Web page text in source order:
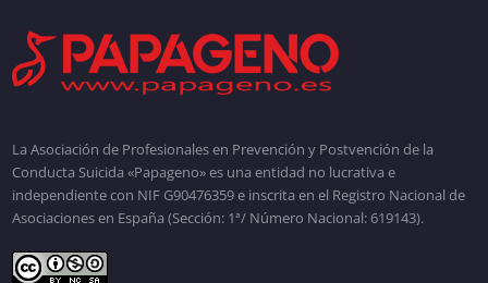
La Asociación de Profesionales en Prevención y Postvención de la
Conducta Suicida «Papageno» es una entidad no lucrativa e
independiente con NIF G90476359 e inscrita en el Registro Nacional de
Asociaciones en España (Sección: 1ª/ Número Nacional: 619143).